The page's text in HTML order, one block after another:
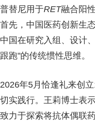
普替尼用于RET融合阳
首先，中国医药创新生
中国在研究入组、设计
跟跑"的传统惯性思维。
2026年5月恰逢礼来创
切实践行。王莉博士表
致力于探索将抗体偶联